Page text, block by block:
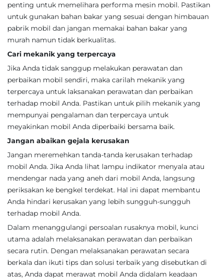
penting untuk memelihara performa mesin mobil. Pastikan
untuk gunakan bahan bakar yang sesuai dengan himbauan
pabrik mobil dan jangan memakai bahan bakar yang
murah namun tidak berkualitas.
Cari mekanik yang terpercaya
Jika Anda tidak sanggup melakukan perawatan dan
perbaikan mobil sendiri, maka carilah mekanik yang
terpercaya untuk laksanakan perawatan dan perbaikan
terhadap mobil Anda. Pastikan untuk pilih mekanik yang
mempunyai pengalaman dan terpercaya untuk
meyakinkan mobil Anda diperbaiki bersama baik.
Jangan abaikan gejala kerusakan
Jangan meremehkan tanda-tanda kerusakan terhadap
mobil Anda. Jika Anda lihat lampu indikator menyala atau
mendengar nada yang aneh dari mobil Anda, langsung
periksakan ke bengkel terdekat. Hal ini dapat membantu
Anda hindari kerusakan yang lebih sungguh-sungguh
terhadap mobil Anda.
Dalam menanggulangi persoalan rusaknya mobil, kunci
utama adalah melaksanakan perawatan dan perbaikan
secara rutin. Dengan melaksanakan perawatan secara
berkala dan ikuti tips dan solusi terbaik yang disebutkan di
atas, Anda dapat merawat mobil Anda didalam keadaan